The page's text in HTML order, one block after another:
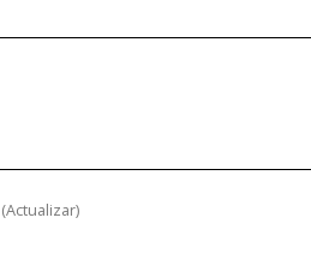
(Actualizar)